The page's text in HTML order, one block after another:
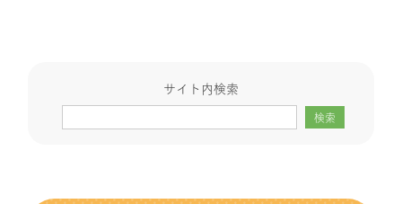
サイト内検索
検索